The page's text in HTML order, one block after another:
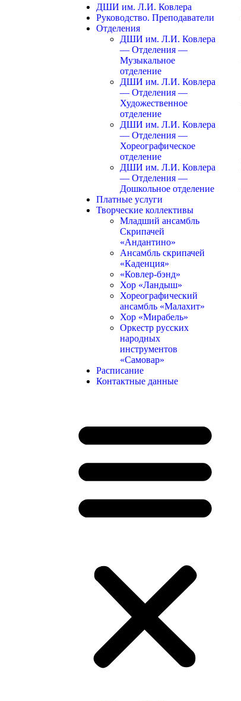
ДШИ им. Л.И. Ковлера
Руководство. Преподаватели
Отделения
ДШИ им. Л.И. Ковлера
— Отделения —
Музыкальное
отделение
ДШИ им. Л.И. Ковлера
— Отделения —
Художественное
отделение
ДШИ им. Л.И. Ковлера
— Отделения —
Хореографическое
отделение
ДШИ им. Л.И. Ковлера
— Отделения —
Дошкольное отделение
Платные услуги
Творческие коллективы
Младший ансамбль
Скрипачей
«Андантино»
Ансамбль скрипачей
«Каденция»
«Ковлер-бэнд»
Хор «Ландыш»
Хореографический
ансамбль «Малахит»
Хор «Мирабель»
Оркестр русских
народных
инструментов
«Самовар»
Расписание
Контактные данные